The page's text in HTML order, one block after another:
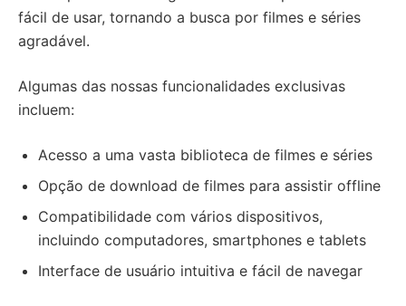
fácil de usar, tornando a busca por filmes e séries
agradável.
Algumas das nossas funcionalidades exclusivas
incluem:
Acesso a uma vasta biblioteca de filmes e séries
Opção de download de filmes para assistir offline
Compatibilidade com vários dispositivos,
incluindo computadores, smartphones e tablets
Interface de usuário intuitiva e fácil de navegar